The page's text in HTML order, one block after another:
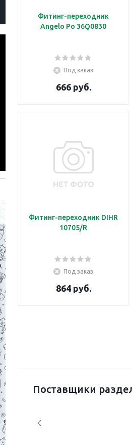
Фитинг-переходник
Angelo Po 36Q0830
Под заказ
666 руб.
Фитинг-переходник DIHR
10705/R
Под заказ
864 руб.
Поставщики